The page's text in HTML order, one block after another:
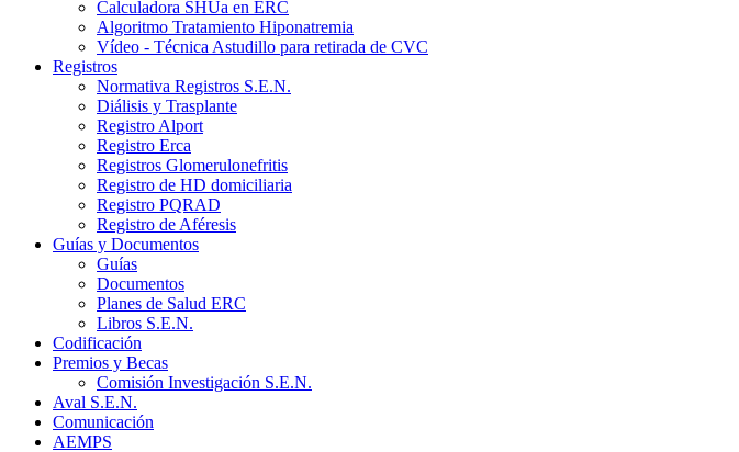
Calculadora SHUa en ERC
Algoritmo Tratamiento Hiponatremia
Vídeo - Técnica Astudillo para retirada de CVC
Registros
Normativa Registros S.E.N.
Diálisis y Trasplante
Registro Alport
Registro Erca
Registros Glomerulonefritis
Registro de HD domiciliaria
Registro PQRAD
Registro de Aféresis
Guías y Documentos
Guías
Documentos
Planes de Salud ERC
Libros S.E.N.
Codificación
Premios y Becas
Comisión Investigación S.E.N.
Aval S.E.N.
Comunicación
AEMPS